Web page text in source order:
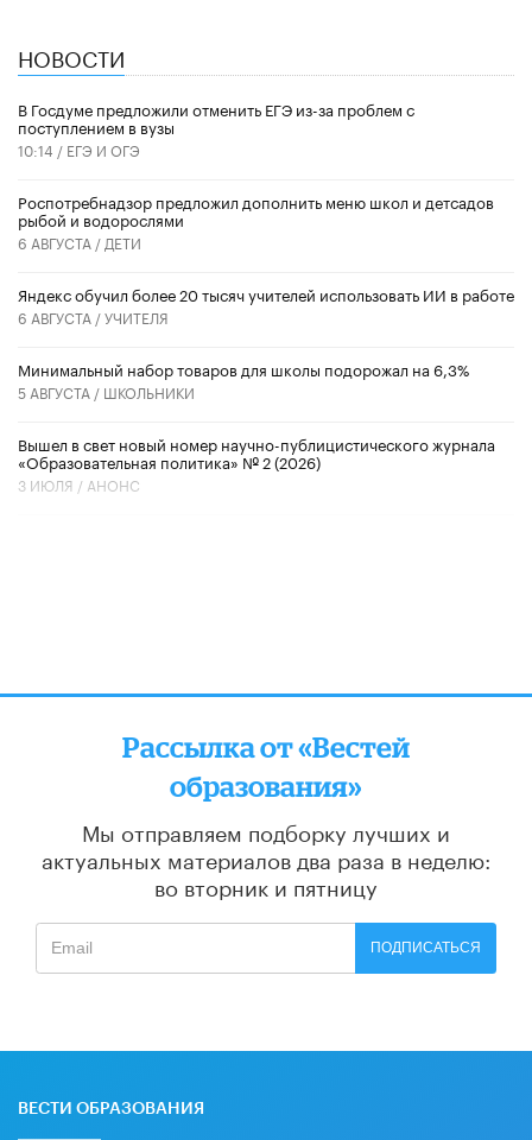
НОВОСТИ
В Госдуме предложили отменить ЕГЭ из-за проблем с
поступлением в вузы
10:14 / ЕГЭ И ОГЭ
Роспотребнадзор предложил дополнить меню школ и детсадов
рыбой и водорослями
6 АВГУСТА / ДЕТИ
​Яндекс обучил более 20 тысяч учителей использовать ИИ в работе
6 АВГУСТА /УЧИТЕЛЯ
Минимальный набор товаров для школы подорожал на 6,3%
5 АВГУСТА / ШКОЛЬНИКИ
Вышел в свет новый номер научно-публицистического журнала
«Образовательная политика» № 2 (2026)
3 ИЮЛЯ / АНОНС
Рассылка от «Вестей
образования»
Мы отправляем подборку лучших и
актуальных материалов два раза в неделю:
во вторник и пятницу
ПОДПИСАТЬСЯ
ВЕСТИ ОБРАЗОВАНИЯ